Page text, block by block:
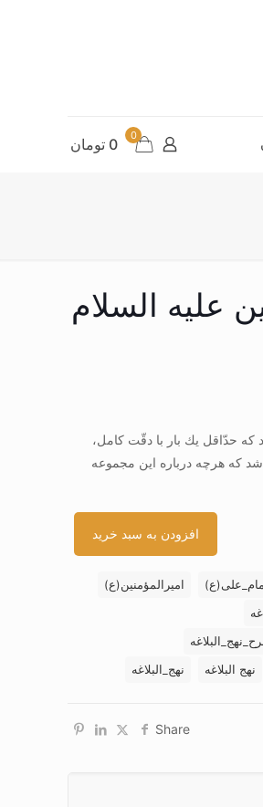
0 0 تومان
علیه السلام
كه حدّاقل يك بار با دقّت كامل،
شد كه هرچه درباره اين مجموعه
افزودن به سبد خرید
امام_علی(ع) امیرالمؤمنین(ع)
نهج البلاغه نهج_البلاغه
Share